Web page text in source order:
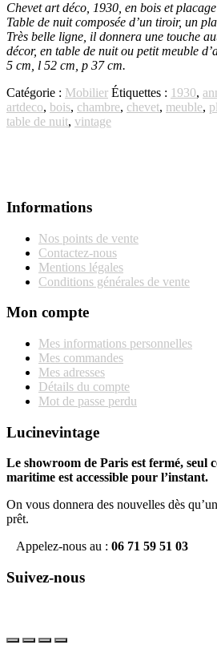
Chevet art déco, 1930, en bois et
Table de nuit composée d’un tiroir, un
Très belle ligne, il donnera une touche
décor, en table de nuit ou petit meuble
5 cm, l 52 cm, p 37 cm.
Catégorie : Mobilier Étiquettes : 1930,
artdeco, bois, chambre, chevet, meuble,
table de nuit, vintage
Informations
Nos points de vente
Contactez-nous
Mentions légales
Conditions générales de vente
Mon compte
Mes informations personnelles
Mes commandes
Mes adresses
Détails du compte
Mot de passe perdu
Lucinevintage
Le showroom de Paris est fermé, seul
maritime est accessible pour l’instant.
On vous donnera des nouvelles dès
prêt.
Appelez-nous au : 06 71 59 51 03
Suivez-nous